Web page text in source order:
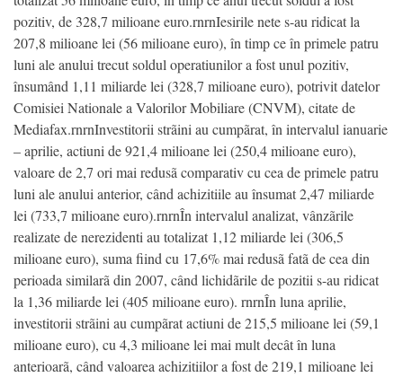
pozitiv, de 328,7 milioane euro.rnrnIesirile nete s-au ridicat la
207,8 milioane lei (56 milioane euro), în timp ce în primele patru
luni ale anului trecut soldul operatiunilor a fost unul pozitiv,
însumând 1,11 miliarde lei (328,7 milioane euro), potrivit datelor
Comisiei Nationale a Valorilor Mobiliare (CNVM), citate de
Mediafax.rnrnInvestitorii strãini au cumpãrat, în intervalul ianuarie
– aprilie, actiuni de 921,4 milioane lei (250,4 milioane euro),
valoare de 2,7 ori mai redusã comparativ cu cea de primele patru
luni ale anului anterior, când achizitiile au însumat 2,47 miliarde
lei (733,7 milioane euro).rnrnÎn intervalul analizat, vânzãrile
realizate de nerezidenti au totalizat 1,12 miliarde lei (306,5
milioane euro), suma fiind cu 17,6% mai redusã fatã de cea din
perioada similarã din 2007, când lichidãrile de pozitii s-au ridicat
la 1,36 miliarde lei (405 milioane euro). rnrnÎn luna aprilie,
investitorii strãini au cumpãrat actiuni de 215,5 milioane lei (59,1
milioane euro), cu 4,3 milioane lei mai mult decât în luna
anterioarã, când valoarea achizitiilor a fost de 219,1 milioane lei